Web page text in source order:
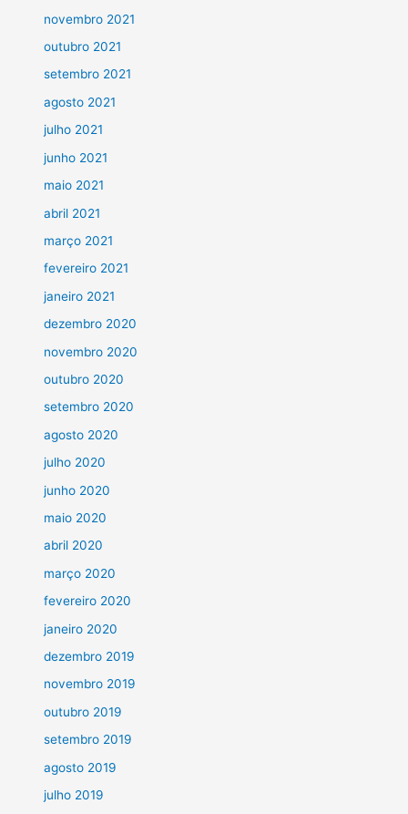
novembro 2021
outubro 2021
setembro 2021
agosto 2021
julho 2021
junho 2021
maio 2021
abril 2021
março 2021
fevereiro 2021
janeiro 2021
dezembro 2020
novembro 2020
outubro 2020
setembro 2020
agosto 2020
julho 2020
junho 2020
maio 2020
abril 2020
março 2020
fevereiro 2020
janeiro 2020
dezembro 2019
novembro 2019
outubro 2019
setembro 2019
agosto 2019
julho 2019